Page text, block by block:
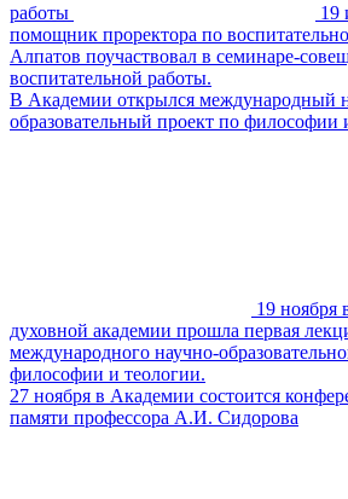
работы
19
помощник проректора по
Алпатов поучаствовал в семинаре-
воспитательной работы.
В Академии открылся международный
образовательный проект по философии
19 ноября
духовной академии прошла первая
международного научно-
философии и теологии.
27 ноября в Академии состоится
памяти профессора А.И. Сидорова